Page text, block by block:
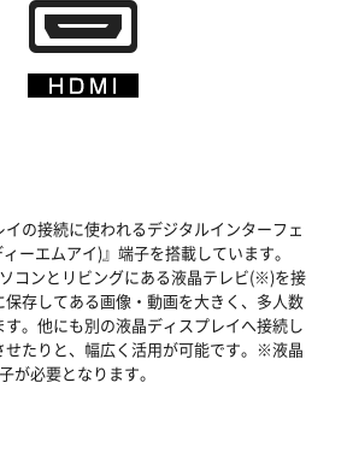
の接続に使われるデジタルインターフェ
ーエムアイ)』端子を搭載しています。
コンとリビングにある液晶テレビ(※)を接
存してある画像・動画を大きく、多人数
。他にも別の液晶ディスプレイへ接続し
せたりと、幅広く活用が可能です。※液晶
が必要となります。